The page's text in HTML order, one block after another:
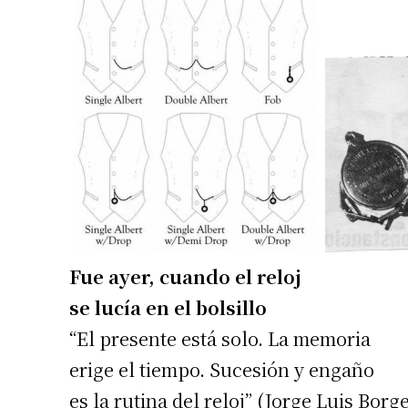
Fue ayer, cuando el reloj
se lucía en el bolsillo
“El presente está solo. La memoria
erige el tiempo. Sucesión y engaño
es la rutina del reloj” (Jorge Luis